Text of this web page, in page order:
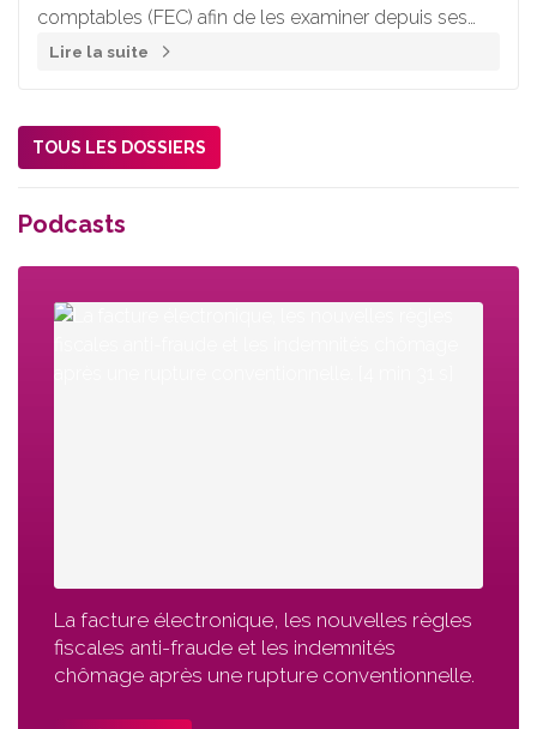
comptables (FEC) afin de les examiner depuis ses
bureaux. Présentation de cette procédure spécifique
Lire la suite
TOUS LES DOSSIERS
Podcasts
La facture électronique, les nouvelles règles
fiscales anti-fraude et les indemnités
chômage après une rupture conventionnelle.